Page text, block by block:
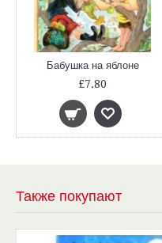
Бабушка на яблоне
£7.80
Также покупают